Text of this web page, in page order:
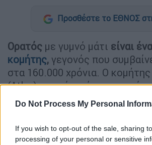
Do Not Process My Personal
If you wish to opt-out of the sale, sharing
processing of your personal or sensitive
Προσθέστε το ΕΘΝΟΣ
Ορατός με γυμνό μάτι είναι
κομήτης, γεγονός που
στα 160.000 χρόνια. Ο
(Atlas) που είναι άγνωστο
είναι από που πιο ορατός,
επιστήμονες θα μπορούσε να
φωτεινός όσο η Αφροδίτη και
ορατός από το νότιο